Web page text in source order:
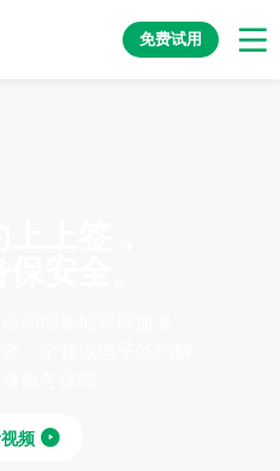
免费试用
视频